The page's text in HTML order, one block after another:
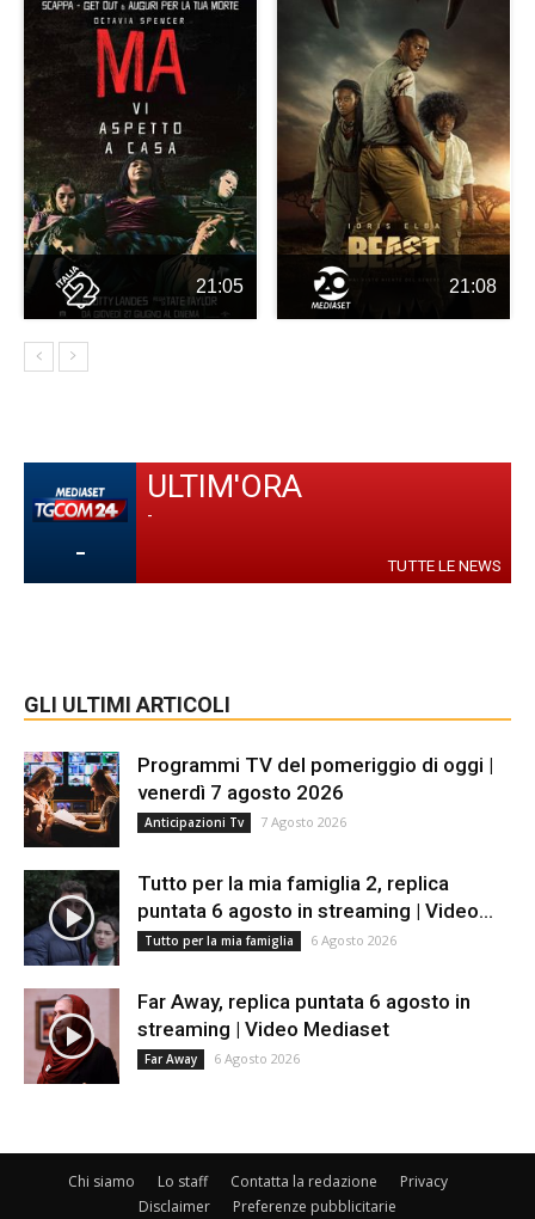
21:05 21:08
-
ULTIM'ORA
-
TUTTE LE NEWS
GLI ULTIMI ARTICOLI
Programmi TV del pomeriggio di oggi |
venerdì 7 agosto 2026
Anticipazioni Tv 7 Agosto 2026
Tutto per la mia famiglia 2, replica
puntata 6 agosto in streaming | Video...
Tutto per la mia famiglia 6 Agosto 2026
Far Away, replica puntata 6 agosto in
streaming | Video Mediaset
Far Away 6 Agosto 2026
Chi siamo Lo staff Contatta la redazione
Privacy
Disclaimer
Preferenze pubblicitarie